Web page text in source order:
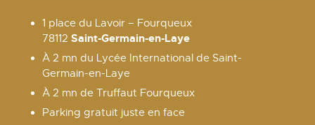
1 place du Lavoir – Fourqueux
78112Saint-Germain-en-Laye
À 2 mn du Lycée International de Saint-
Germain-en-Laye
À 2 mn de Truffaut Fourqueux
Parking gratuit juste en face